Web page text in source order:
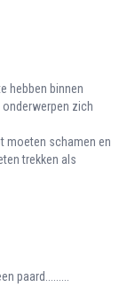
hebben binnen
zich
moeten schamen en
trekken als
paard.........